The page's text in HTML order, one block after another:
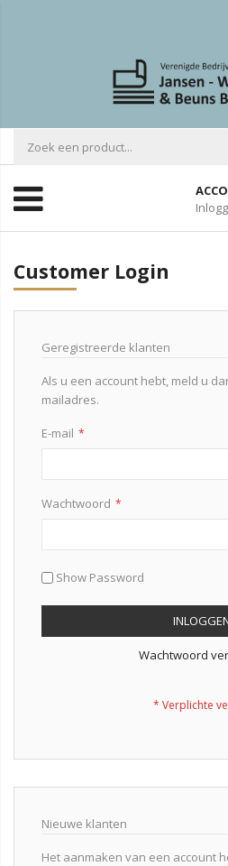
Customer Login
Geregistreerde klanten
Als u een account hebt, meld u
mailadres.
E-mail
Wachtwoord
Show Password
Wachtwoord
Nieuwe klanten
Het aanmaken van een account